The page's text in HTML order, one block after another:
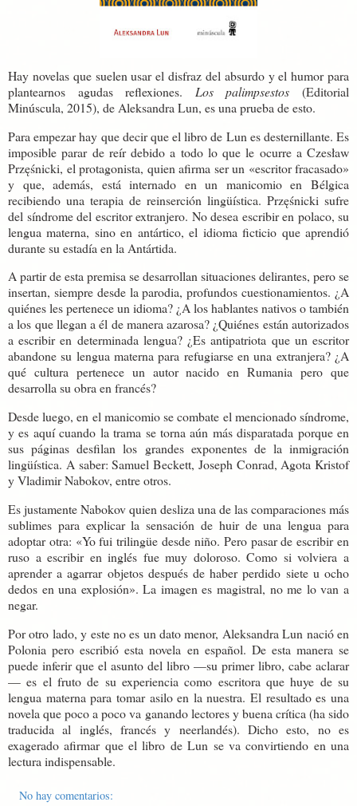
Hay novelas que suelen usar el disfraz del absurdo y el humor para
plantearnos agudas reflexiones. Los palimpsestos (Editorial
Minúscula, 2015), de Aleksandra Lun, es una prueba de esto.
Para empezar hay que decir que el libro de Lun es desternillante. Es
imposible parar de reír debido a todo lo que le ocurre a Czesław
Przęśnicki, el protagonista, quien afirma ser un «escritor fracasado»
y que, además, está internado en un manicomio en Bélgica
recibiendo una terapia de reinserción lingüística. Przęśnicki sufre
del síndrome del escritor extranjero. No desea escribir en polaco, su
lengua materna, sino en antártico, el idioma ficticio que aprendió
durante su estadía en la Antártida.
A partir de esta premisa se desarrollan situaciones delirantes, pero se
insertan, siempre desde la parodia, profundos cuestionamientos. ¿A
quiénes les pertenece un idioma? ¿A los hablantes nativos o también
a los que llegan a él de manera azarosa? ¿Quiénes están autorizados
a escribir en determinada lengua? ¿Es antipatriota que un escritor
abandone su lengua materna para refugiarse en una extranjera? ¿A
qué cultura pertenece un autor nacido en Rumania pero que
desarrolla su obra en francés?
Desde luego, en el manicomio se combate el mencionado síndrome,
y es aquí cuando la trama se torna aún más disparatada porque en
sus páginas desfilan los grandes exponentes de la inmigración
lingüística. A saber: Samuel Beckett, Joseph Conrad, Agota Kristof
y Vladimir Nabokov, entre otros.
Es justamente Nabokov quien desliza una de las comparaciones más
sublimes para explicar la sensación de huir de una lengua para
adoptar otra: «Yo fui trilingüe desde niño. Pero pasar de escribir en
ruso a escribir en inglés fue muy doloroso. Como si volviera a
aprender a agarrar objetos después de haber perdido siete u ocho
dedos en una explosión». La imagen es magistral, no me lo van a
negar.
Por otro lado, y este no es un dato menor, Aleksandra Lun nació en
Polonia pero escribió esta novela en español. De esta manera se
puede inferir que el asunto del libro —su primer libro, cabe aclarar
— es el fruto de su experiencia como escritora que huye de su
lengua materna para tomar asilo en la nuestra. El resultado es una
novela que poco a poco va ganando lectores y buena crítica (ha sido
traducida al inglés, francés y neerlandés). Dicho esto, no es
exagerado afirmar que el libro de Lun se va convirtiendo en una
lectura indispensable.
No hay comentarios: